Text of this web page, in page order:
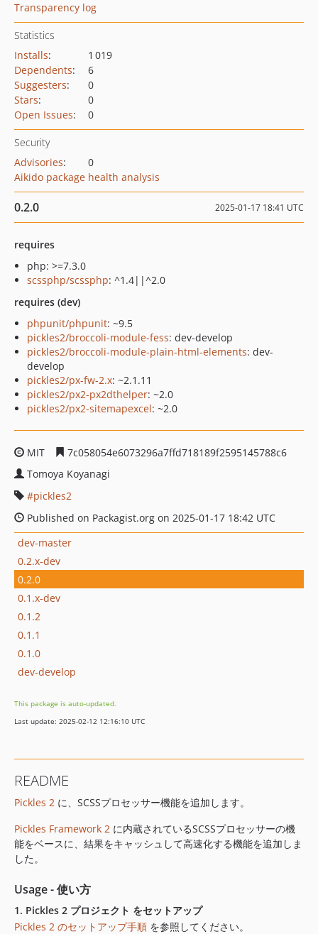
Transparency log
Statistics
Installs:
1 019
Dependents:
6
Suggesters:
0
Stars:
0
Open Issues: 0
Security
Advisories:
0
Aikido package health analysis
0.2.0 2025-01-17 18:41 UTC
requires
php: >=7.3.0
scssphp/scssphp: ^1.4||^2.0
requires (dev)
phpunit/phpunit: ~9.5
pickles2/broccoli-module-fess: dev-develop
pickles2/broccoli-module-plain-html-elements: dev-
develop
pickles2/px-fw-2.x: ~2.1.11
pickles2/px2-px2dthelper: ~2.0
pickles2/px2-sitemapexcel: ~2.0
MIT
7c058054e6073296a7ffd718189f2595145788c6
Tomoya Koyanagi
pickles2
Published on Packagist.org on 2025-01-17 18:42 UTC
dev-master
0.2.x-dev
0.2.0
0.1.x-dev
0.1.2
0.1.1
0.1.0
dev-develop
This package is auto-updated.
Last update: 2025-02-12 12:16:10 UTC
README
Pickles 2 に、SCSSプロセッサー機能を追加します。
Pickles Framework 2 に内蔵されているSCSSプロセッサーの機
能をベースに、結果をキャッシュして高速化する機能を追加しま
した。
Usage - 使い方
1. Pickles 2 プロジェクト をセットアップ
Pickles 2 のセットアップ手順 を参照してください。